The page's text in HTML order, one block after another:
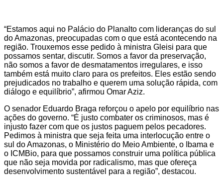
“Estamos aqui no Palácio do Planalto com lideranças do sul
do Amazonas, preocupadas com o que está acontecendo na
região. Trouxemos esse pedido à ministra Gleisi para que
possamos sentar, discutir. Somos a favor da preservação,
não somos a favor de desmatamentos irregulares, e isso
também está muito claro para os prefeitos. Eles estão sendo
prejudicados no trabalho e querem uma solução rápida, com
diálogo e equilíbrio”, afirmou Omar Aziz.
O senador Eduardo Braga reforçou o apelo por equilíbrio nas
ações do governo. “É justo combater os criminosos, mas é
injusto fazer com que os justos paguem pelos pecadores.
Pedimos à ministra que seja feita uma interlocução entre o
sul do Amazonas, o Ministério do Meio Ambiente, o Ibama e
o ICMBio, para que possamos construir uma política pública
que não seja movida por radicalismo, mas que ofereça
desenvolvimento sustentável para a região”, destacou.